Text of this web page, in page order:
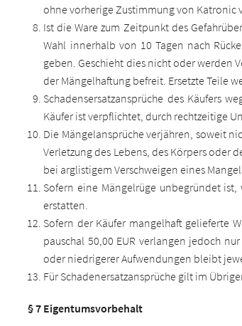
ohne vorherige Zustimmung von Katronic
Ist die Ware zum Zeitpunkt des
Wahl innerhalb von 10 Tagen nach
geben. Geschieht dies nicht oder werden
der Mängelhaftung befreit. Ersetzte Teile
Schadensersatzansprüche des Käufers
Käufer ist verpflichtet, durch rechtzeitige
Die Mängelansprüche verjähren, soweit
Verletzung des Lebens, des Körpers oder
bei arglistigem Verschweigen eines
Sofern eine Mängelrüge unbegründet
erstatten.
Sofern der Käufer mangelhaft gelieferte
pauschal 50,00 EUR verlangen jedoch
oder niedrigerer Aufwendungen bleibt
Für Schadenersatzansprüche gilt im
§ 7 Eigentumsvorbehalt